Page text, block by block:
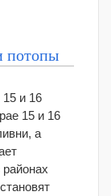
потопы
и 16
15 и 16
а